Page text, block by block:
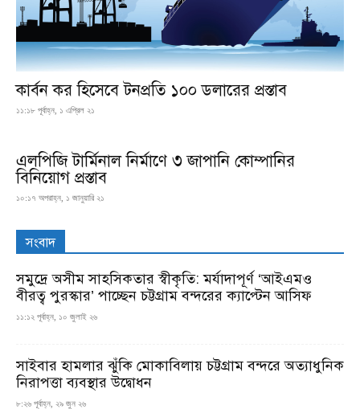
কার্বন কর হিসেবে টনপ্রতি ১০০ ডলারের প্রস্তাব
১১:১৮ পূর্বাহ্ন, ১ এপ্রিল ২১
এলপিজি টার্মিনাল নির্মাণে ৩ জাপানি কোম্পানির
বিনিয়োগ প্রস্তাব
১০:১৭ অপরাহ্ন, ১ জানুয়ারি ২১
সংবাদ
সমুদ্রে অসীম সাহসিকতার স্বীকৃতি: মর্যাদাপূর্ণ ‘আইএমও
বীরত্ব পুরস্কার’ পাচ্ছেন চট্টগ্রাম বন্দরের ক্যাপ্টেন আসিফ
১১:১২ পূর্বাহ্ন, ১০ জুলাই ২৬
সাইবার হামলার ঝুঁকি মোকাবিলায় চট্টগ্রাম বন্দরে অত্যাধুনিক
নিরাপত্তা ব্যবস্থার উদ্বোধন
৮:২৬ পূর্বাহ্ন, ২৯ জুন ২৬